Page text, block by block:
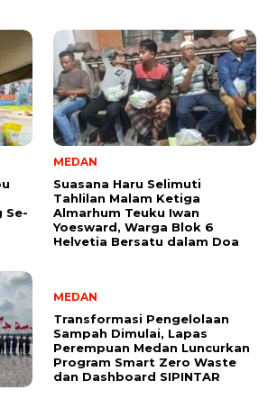
Se-
MEDAN
Suasana Haru Selimuti
Tahlilan Malam Ketiga
Almarhum Teuku Iwan
Yoesward, Warga Blok 6
Helvetia Bersatu dalam Doa
MEDAN
Transformasi Pengelolaan
Sampah Dimulai, Lapas
Perempuan Medan Luncurkan
Program Smart Zero Waste
dan Dashboard SIPINTAR